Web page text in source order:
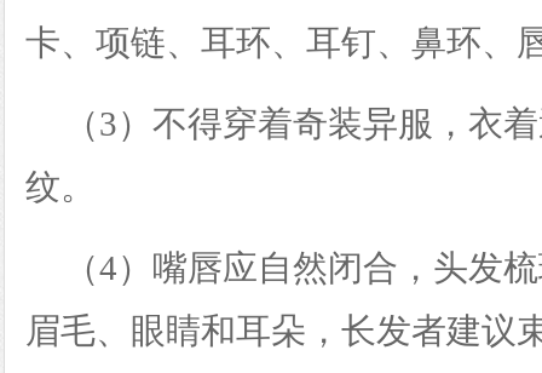
卡、项链、耳环、耳钉、鼻环、
（3）不得穿着奇装异服，衣
纹。
（4）嘴唇应自然闭合，头发
眉毛、眼睛和耳朵，长发者建议